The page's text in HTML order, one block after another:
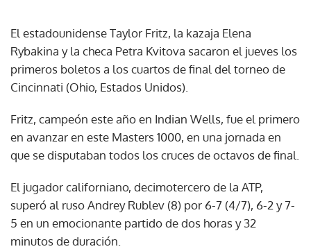
El estadounidense Taylor Fritz, la kazaja Elena
Rybakina y la checa Petra Kvitova sacaron el jueves los
primeros boletos a los cuartos de final del torneo de
Cincinnati (Ohio, Estados Unidos).
Fritz, campeón este año en Indian Wells, fue el primero
en avanzar en este Masters 1000, en una jornada en
que se disputaban todos los cruces de octavos de final.
El jugador californiano, decimotercero de la ATP,
superó al ruso Andrey Rublev (8) por 6-7 (4/7), 6-2 y 7-
5 en un emocionante partido de dos horas y 32
minutos de duración.